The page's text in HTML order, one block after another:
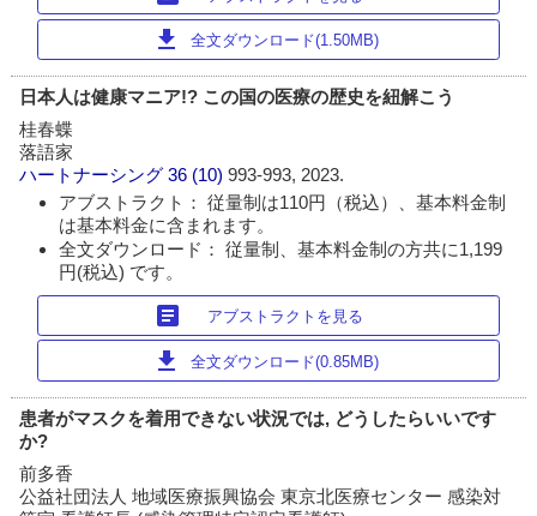
download 全文ダウンロード(1.50MB)
日本人は健康マニア!? この国の医療の歴史を紐解こう
桂春蝶
落語家
ハートナーシング 36 (10)993-993, 2023.
アブストラクト： 従量制は110円（税込）、基本料金制
は基本料金に含まれます。
全文ダウンロード： 従量制、基本料金制の方共に1,199
円(税込) です。
article アブストラクトを見る
download 全文ダウンロード(0.85MB)
患者がマスクを着用できない状況では, どうしたらいいです
か?
前多香
公益社団法人 地域医療振興協会 東京北医療センター 感染対